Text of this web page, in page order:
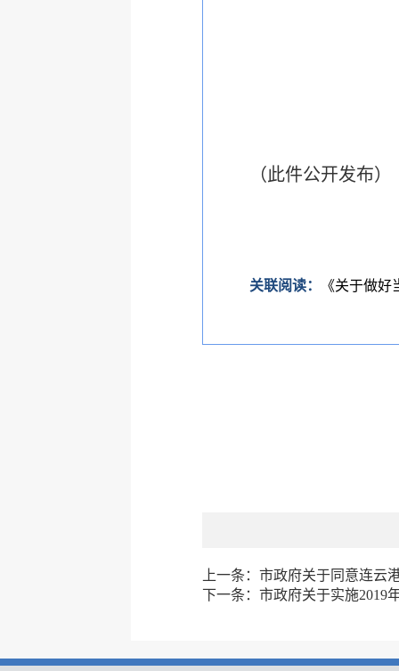
（此件公开发布）
关联阅读： 《关于做
上一条： 市政府关于同意连云
下一条： 市政府关于实施2019